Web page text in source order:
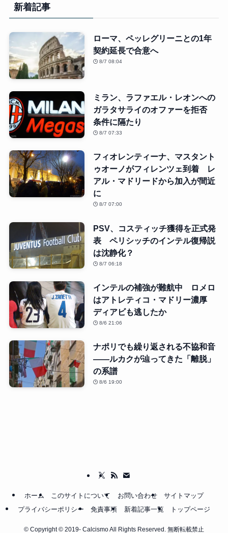
新着記事
ローマ、ペッレグリーニとの1年
契約延長で合意へ
8/7 08:04
ミラン、ラファエル・レオンへの
ガラタサライのオファーを拒否
条件に隔たり
8/7 07:33
フィオレンティーナ、マスタント
ゥオーノがフィレンツェ到着 レ
アル・マドリードから加入が間近
に
8/7 07:00
PSV、コスティッチ獲得を正式発
表 ペリシッチのインテル復帰説
は沈静化？
8/7 06:18
インテルの補強が難航中 ロメロ
はアトレティコ・マドリー濃厚
ディアビも逃したか
8/6 21:06
ナポリでも繰り返される不協和音
――ルカクが辿ってきた「離脱」
の系譜
8/6 19:00
ホーム このサイトについて お問い合わせ
サイトマップ
プライバシーポリシー
免責事項 新着記事一覧 トップページ
© Copyright © 2019- Calcismo All Rights Reserved. 無断転載禁止